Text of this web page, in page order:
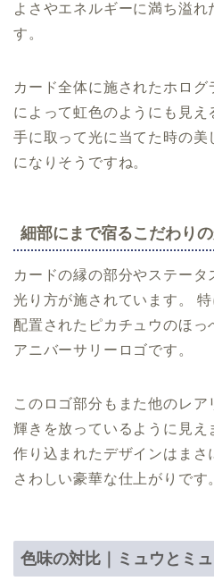
よさやエネルギーに満ち溢れ
す。
カード全体に施されたホロ
によって虹色のようにも見え
手に取って光に当てた時の美
になりそうですね。
細部にまで宿るこだわり
カードの縁の部分やステー
光り方が施されています。
配置されたピカチュウのほっ
アニバーサリーロゴです。
このロゴ部分もまた他のレ
輝きを放っているように見え
作り込まれたデザインはまさ
さわしい豪華な仕上がりです
色味の対比｜ミュウとミ